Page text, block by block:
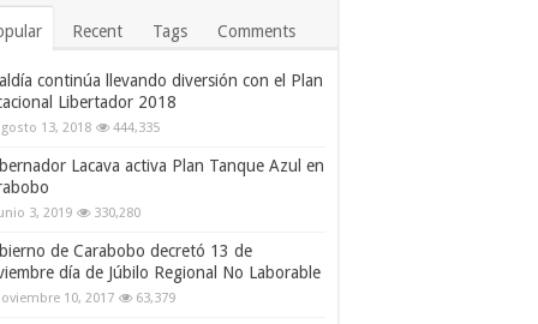
Recent Tags Comments
continúa llevando diversión con el Plan
Libertador 2018
13, 2018 444,335
Lacava activa Plan Tanque Azul en
3, 2019 330,280
de Carabobo decretó 13 de
día de Júbilo Regional No Laborable
10, 2017 63,379